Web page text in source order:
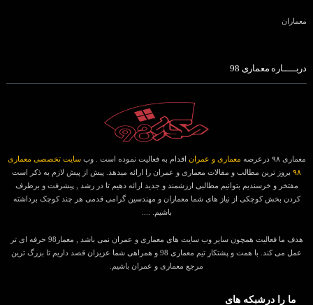
معماران
دربـــــاره معماری 98
معماری ۹۸ درعرصه معماری و عمران اقدام به فعالیت نموده است . وبسایت تخصصی معماری
۹۸ بروز ترین مطالب و مقالات معماری و عمران را ارائه میدهد. پیش از پیش لازم به ذکر است
مفتخر و خرسندیم بتوانیم مطالبی ارزشمند و جدید ارائه دهیم تا در رشد , پیشرفت و برطرف
کردن بخش کوچکی از نیاز های شما معماران و مهندسین گرامی قدمی هر چند کوچک برداشته
باشیم. ....
هدف ما فعالیت همچون سایر وب سایت های معماری و عمران نمی باشد , معمار98 حرفه ای تر
عمل می کند. با همت و پشتکار تیم معماری 98 و همراهی شما عزیزان قصد داریم تا بزرگ ترین
مرجع معماری و عمران باشیم.
ما را درشبکه های